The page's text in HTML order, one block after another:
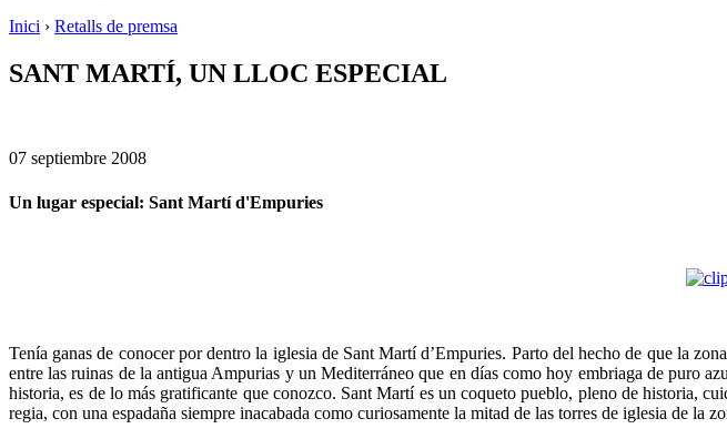
Inici › Retalls de premsa
SANT MARTÍ, UN LLOC ESPECIAL
07 septiembre 2008
Un lugar especial: Sant Martí d'Empuries
Tenía ganas de conocer por dentro la iglesia de Sant Martí d’Empuries. Parto del hecho de que la
entre las ruinas de la antigua Ampurias y un Mediterráneo que en días como hoy embriaga de puro
historia, es de lo más gratificante que conozco. Sant Martí es un coqueto pueblo, pleno de historia,
regia, con una espadaña siempre inacabada como curiosamente la mitad de las torres de iglesia de la